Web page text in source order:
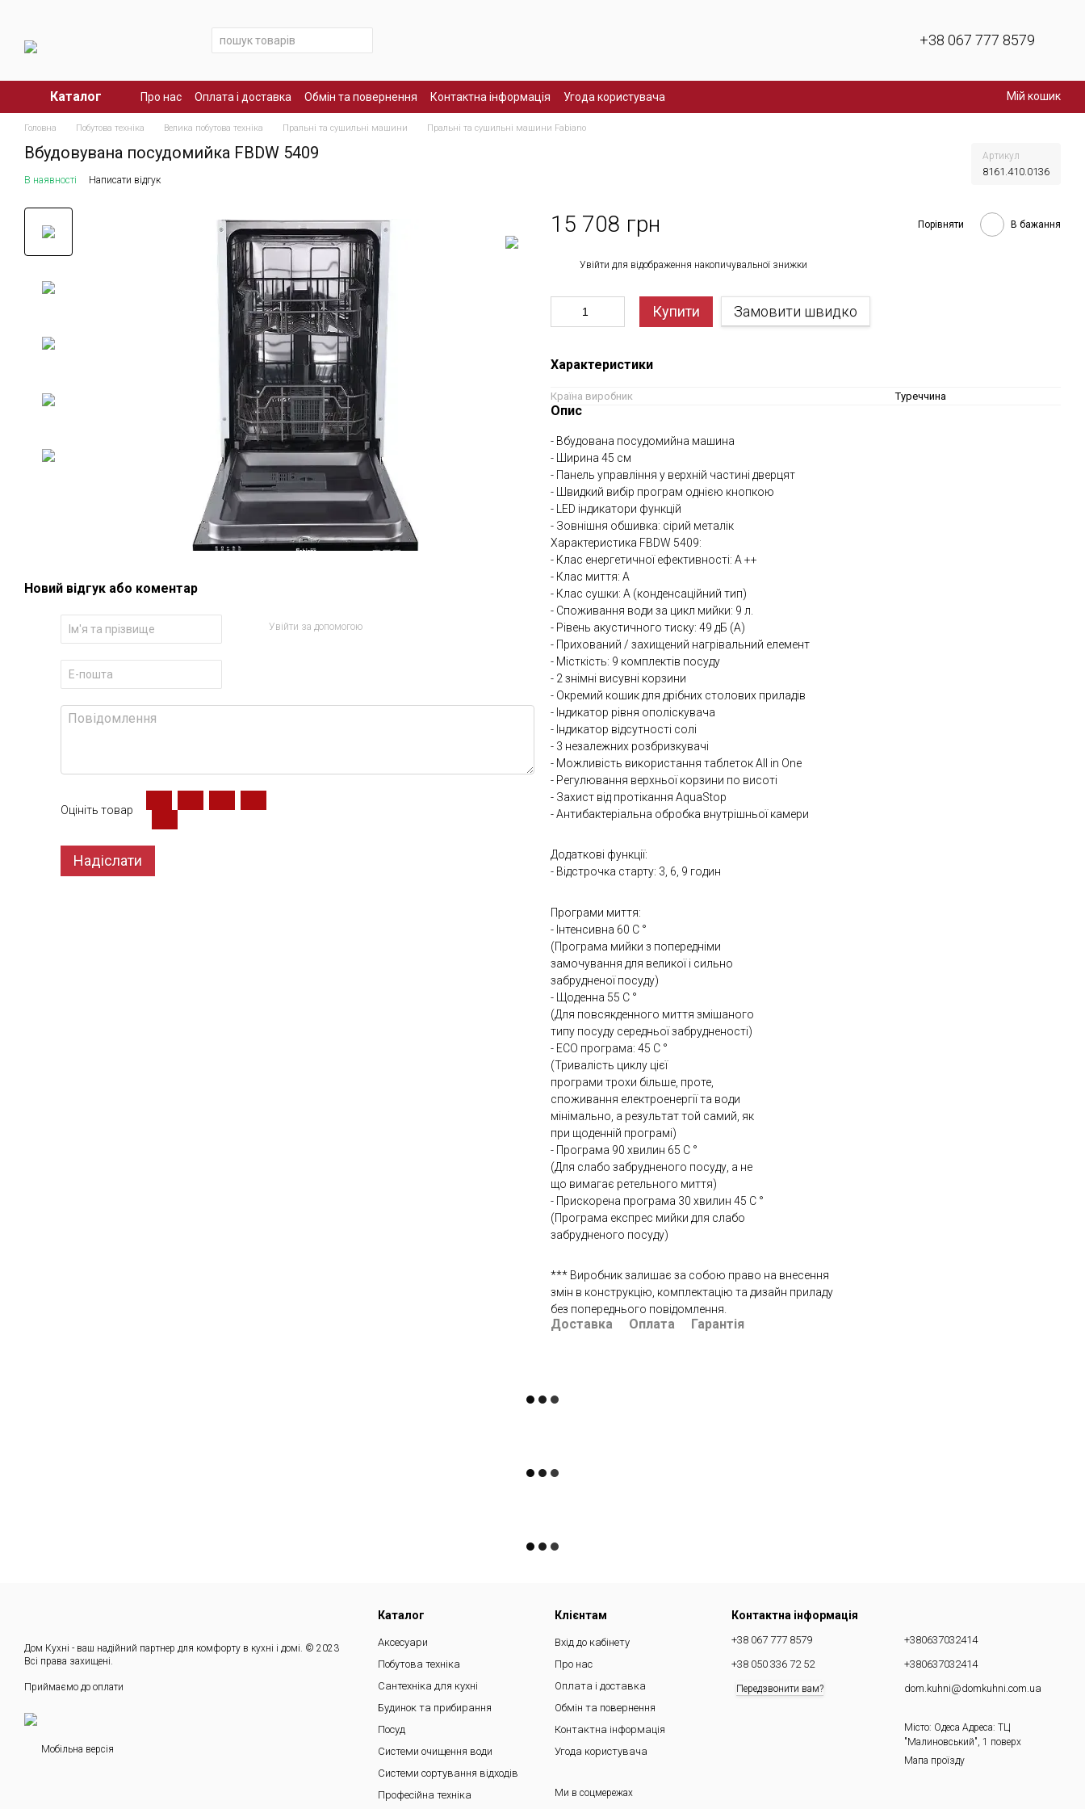
+38 067 777 8579
Каталог Про нас Оплата і доставка Обмін та повернення Контактна інформація Угода користувача Мій кошик
Головна Побутова техніка Велика побутова техніка Пральні та сушильні машини Пральні та сушильні машини Fabiano
Вбудовувана посудомийка FBDW 5409 Артикул
8161.410.0136
В наявності Написати відгук
Новий відгук або коментар
Увійти за допомогою
Оцініть товар
Надіслати
15 708 грн Порівняти В бажання
Увійти для відображення накопичувальної знижки
Купити Замовити швидко
Характеристики
Країна виробник Туреччина
Опис
- Вбудована посудомийна машина
- Ширина 45 см
- Панель управління у верхній частині дверцят
- Швидкий вибір програм однією кнопкою
- LED індикатори функцій
- Зовнішня обшивка: сірий металік
Характеристика FBDW 5409:
- Клас енергетичної ефективності: А ++
- Клас миття: А
- Клас сушки: А (конденсаційний тип)
- Споживання води за цикл мийки: 9 л.
- Рівень акустичного тиску: 49 дБ (А)
- Прихований / захищений нагрівальний елемент
- Місткість: 9 комплектів посуду
- 2 знімні висувні корзини
- Окремий кошик для дрібних столових приладів
- Індикатор рівня ополіскувача
- Індикатор відсутності солі
- 3 незалежних розбризкувачі
- Можливість використання таблеток All in One
- Регулювання верхньої корзини по висоті
- Захист від протікання AquaStop
- Антибактеріальна обробка внутрішньої камери
Додаткові функції:
- Відстрочка старту: 3, 6, 9 годин
Програми миття:
- Інтенсивна 60 С °
(Програма мийки з попередніми
замочування для великої і сильно
забрудненої посуду)
- Щоденна 55 С °
(Для повсякденного миття змішаного
типу посуду середньої забрудненості)
- ECO програма: 45 С °
(Тривалість циклу цієї
програми трохи більше, проте,
споживання електроенергії та води
мінімально, а результат той самий, як
при щоденній програмі)
- Програма 90 хвилин 65 С °
(Для слабо забрудненого посуду, а не
що вимагає ретельного миття)
- Прискорена програма 30 хвилин 45 С °
(Програма експрес мийки для слабо
забрудненого посуду)
*** Виробник залишає за собою право на внесення
змін в конструкцію, комплектацію та дизайн приладу
без попереднього повідомлення.
Доставка Оплата Гарантія
Дом Кухні - ваш надійний партнер для комфорту в кухні і домі. © 2023
Всі права захищені.
Приймаємо до оплати
Мобільна версія
Каталог
Аксесуари
Побутова техніка
Сантехніка для кухні
Будинок та прибирання
Посуд
Системи очищення води
Системи сортування відходів
Професійна техніка
Клієнтам
Вхід до кабінету
Про нас
Оплата і доставка
Обмін та повернення
Контактна інформація
Угода користувача
Ми в соцмережах
Контактна інформація
+38 067 777 8579
+38 050 336 72 52
Передзвонити вам?
+380637032414
+380637032414
dom.kuhni@domkuhni.com.ua
Місто: Одеса Адреса: ТЦ
"Малиновський", 1 поверх
Мапа проїзду